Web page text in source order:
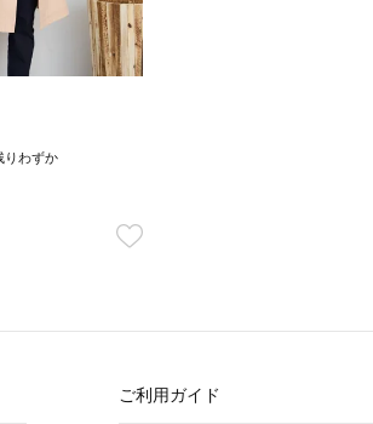
りわずか
ご利用ガイド